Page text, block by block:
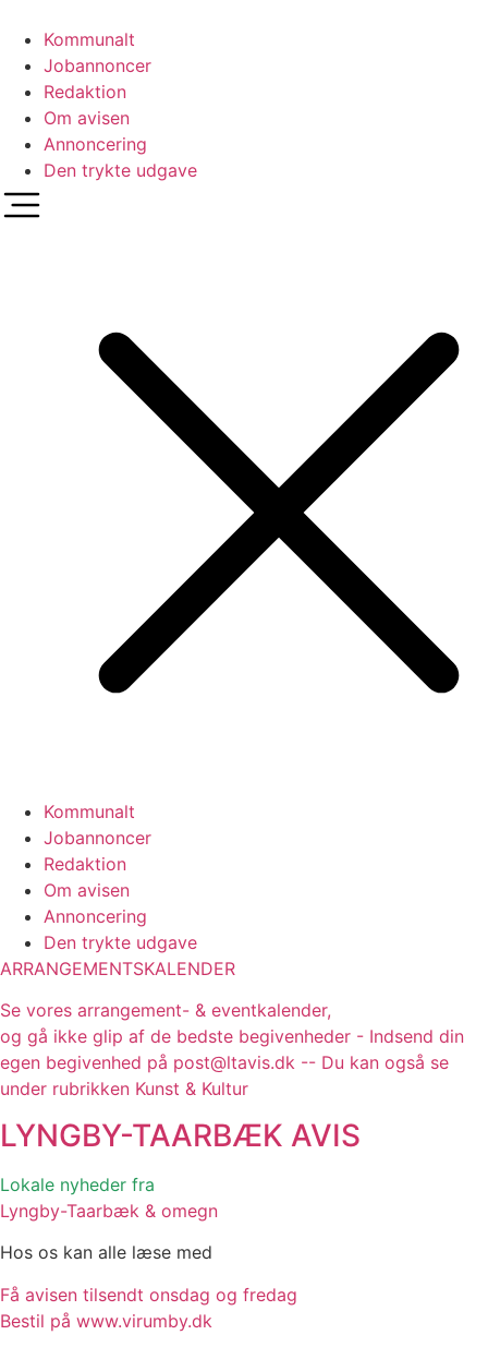
indhold
Kommunalt
Jobannoncer
Redaktion
Om avisen
Annoncering
Den trykte udgave
Kommunalt
Jobannoncer
Redaktion
Om avisen
Annoncering
Den trykte udgave
ARRANGEMENTSKALENDER
Se vores arrangement- & eventkalender,
og gå ikke glip af de bedste begivenheder - Indsend din
egen begivenhed på post@ltavis.dk -- Du kan også se
under rubrikken Kunst & Kultur
LYNGBY-TAARBÆK AVIS
Lokale nyheder fra
Lyngby-Taarbæk & omegn
Hos os kan alle læse med
Få avisen tilsendt onsdag og fredag
Bestil på www.virumby.dk